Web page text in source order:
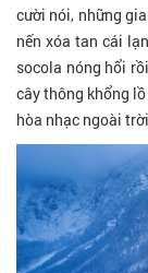
cười nói, những
nến xóa tan cái
socola nóng hổi
cây thông khổng
hòa nhạc ngoài